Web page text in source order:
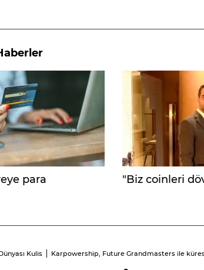
para
"Biz coinleri
Kulis Karpowership, Future Grandmasters ile